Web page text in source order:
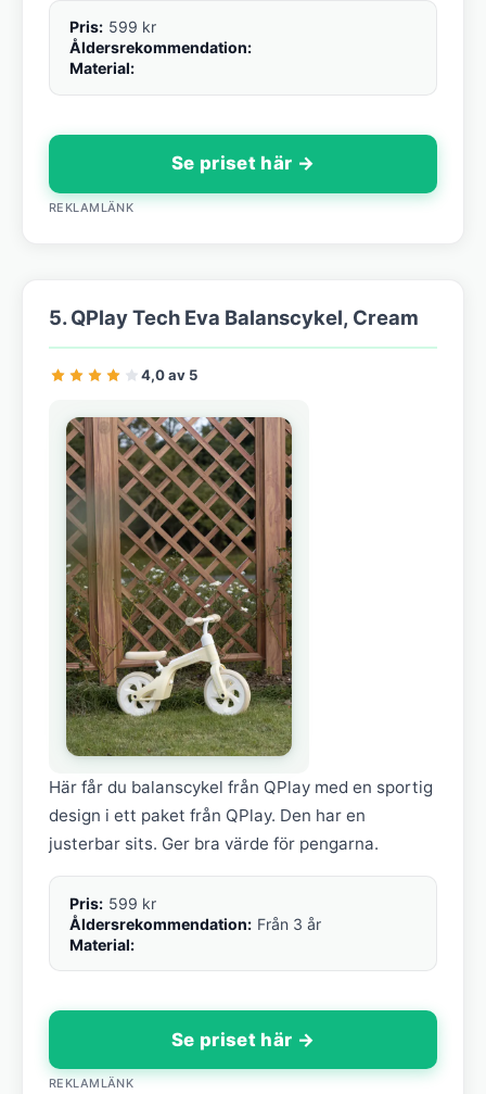
Pris: 599 kr
Åldersrekommendation:
Material:
Se priset här →
REKLAMLÄNK
5. QPlay Tech Eva Balanscykel, Cream
4,0 av 5
Här får du balanscykel från QPlay med en sportig
design i ett paket från QPlay. Den har en
justerbar sits. Ger bra värde för pengarna.
Pris: 599 kr
Åldersrekommendation: Från 3 år
Material:
Se priset här →
REKLAMLÄNK